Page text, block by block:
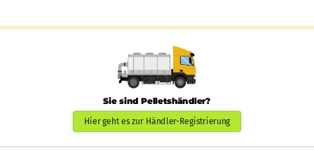
Sie sind Pelletshändler?
Hier geht es zur Händler-Registrierung